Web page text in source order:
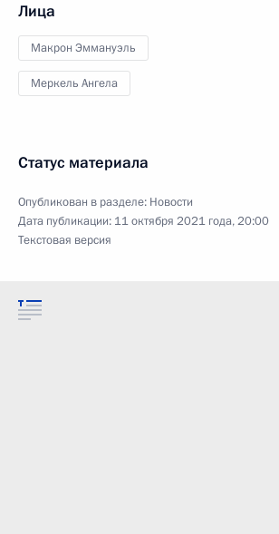
Лица
Макрон Эммануэль
Меркель Ангела
Статус материала
Опубликован в разделе: Новости
Дата публикации: 11 октября 2021 года, 20:00
Текстовая версия